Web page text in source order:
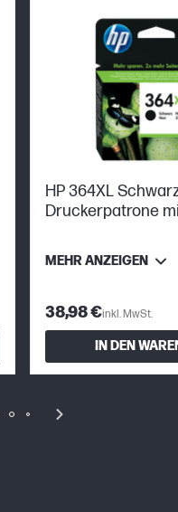
HP 364XL
Druckerpatrone
MEHR ANZEIGEN
38,98 €inkl. MwSt.
IN DEN